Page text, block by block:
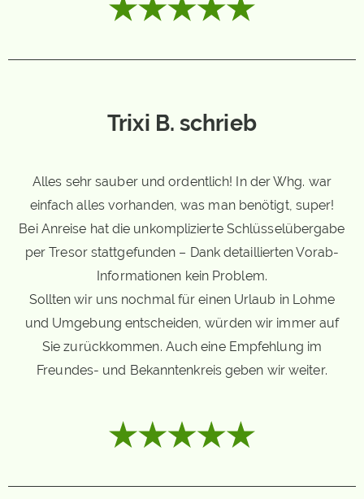
Trixi B. schrieb
Alles sehr sauber und ordentlich! In der Whg. war
einfach alles vorhanden, was man benötigt, super!
Bei Anreise hat die unkomplizierte Schlüsselübergabe
per Tresor stattgefunden – Dank detaillierten Vorab-
Informationen kein Problem.
Sollten wir uns nochmal für einen Urlaub in Lohme
und Umgebung entscheiden, würden wir immer auf
Sie zurückkommen. Auch eine Empfehlung im
Freundes- und Bekanntenkreis geben wir weiter.